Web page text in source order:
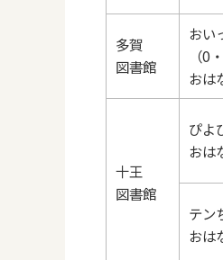
多賀
図書館
おい
（0
おは
十王
図書館
ぴよ
おは
テン
おは